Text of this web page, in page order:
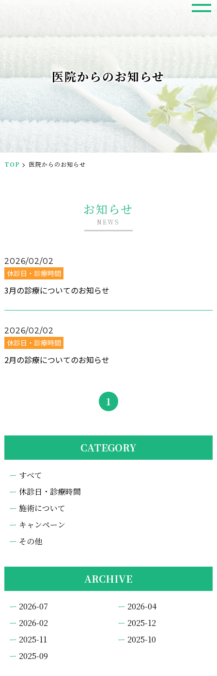
医院からのお知らせ
TOP 医院からのお知らせ
お知らせ
NEWS
2026/02/02
休診日・診療時間
3月の診療についてのお知らせ
2026/02/02
休診日・診療時間
2月の診療についてのお知らせ
1
CATEGORY
すべて
休診日・診療時間
施術について
キャンペーン
その他
ARCHIVE
2026-07
2026-04
2026-02
2025-12
2025-11
2025-10
2025-09